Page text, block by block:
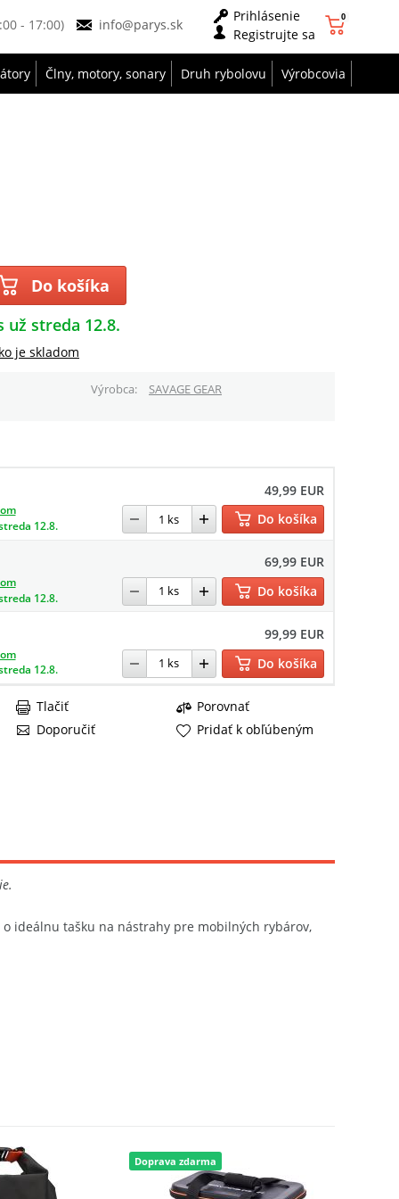
- 17:00) info@parys.sk
Prihlásenie
Registrujte sa
0
Člny, motory, sonary Druh rybolovu Výrobcovia
Do košíka
už streda 12.8.
je skladom
Výrobca
SAVAGE GEAR
49,99 EUR
12.8.
Do košíka
69,99 EUR
12.8.
Do košíka
99,99 EUR
12.8. Do košíka
Porovnať
Doporučiť
Tlačiť
Pridať k obľúbeným
ideálnu tašku na nástrahy pre mobilných rybárov,
Doprava zdarma